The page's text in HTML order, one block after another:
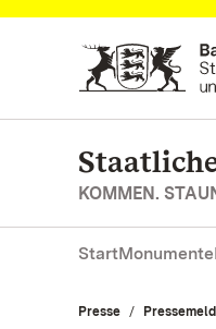
Zum Hauptinhalt
KOMMEN.
StartMonumente
Presse